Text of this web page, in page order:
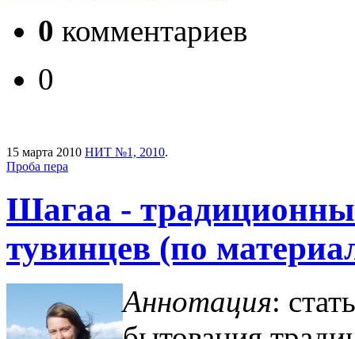
0 комментариев
0
15 марта 2010 НИТ №1, 2010.
Проба пера
Шагаа -
тувинцев (по
Аннотация: